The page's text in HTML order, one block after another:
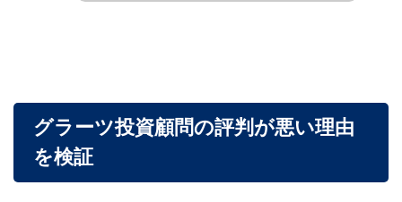
グラーツ投資顧問の評判が悪い理由
を検証